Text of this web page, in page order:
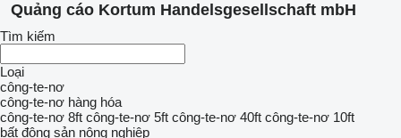
Quảng cáo Kortum Handelsgesellschaft mbH
Tìm kiếm
Loại
công-te-nơ
công-te-nơ hàng hóa
công-te-nơ 8ft công-te-nơ 5ft công-te-nơ 40ft công-te-nơ 10ft
bất động sản nông nghiệp